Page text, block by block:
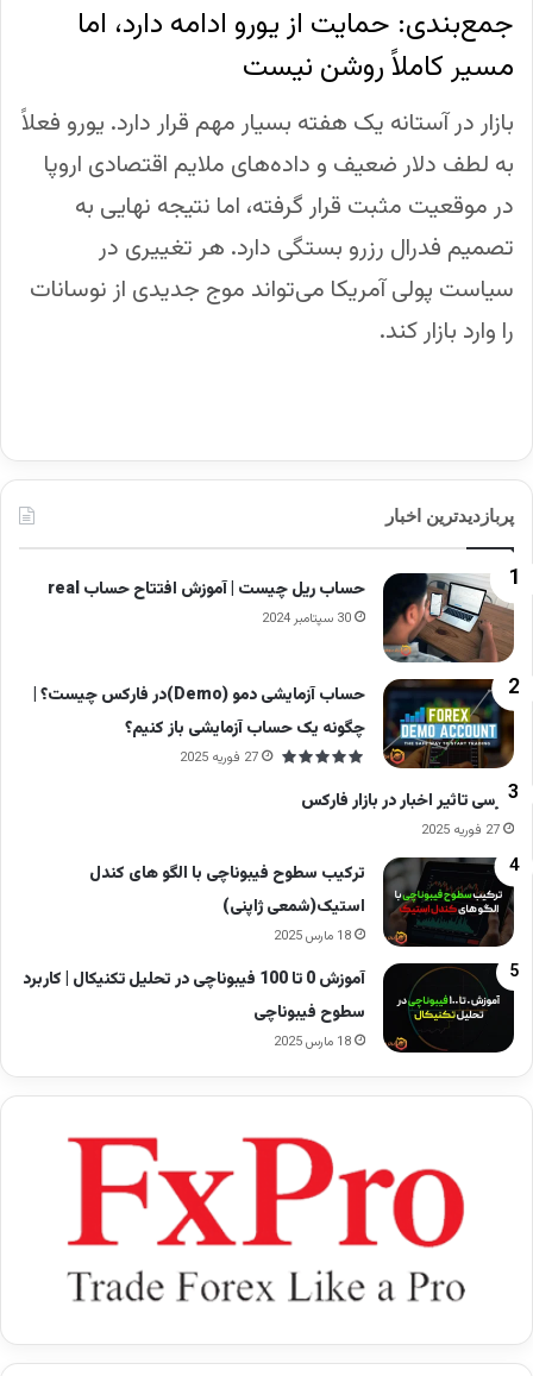
جمع‌بندی: حمایت از یورو ادامه دارد، اما
مسیر کاملاً روشن نیست
بازار در آستانه یک هفته بسیار مهم قرار دارد. یورو فعلاً
به لطف دلار ضعیف و داده‌های ملایم اقتصادی اروپا
در موقعیت مثبت قرار گرفته، اما نتیجه نهایی به
تصمیم فدرال رزرو بستگی دارد. هر تغییری در
سیاست پولی آمریکا می‌تواند موج جدیدی از نوسانات
را وارد بازار کند.
پربازدیدترین اخبار
حساب ریل چیست | آموزش افتتاح حساب real
30 سپتامبر 2024
حساب آزمایشی دمو (Demo)در فارکس چیست؟ |
چگونه یک حساب آزمایشی باز کنیم؟
27 فوریه 2025
بررسی تاثیر اخبار در بازار فارکس
27 فوریه 2025
ترکیب سطوح فیبوناچی با الگو های کندل
استیک(شمعی ژاپنی)
18 مارس 2025
آموزش 0 تا 100 فیبوناچی در تحلیل تکنیکال | کاربرد
سطوح فیبوناچی
18 مارس 2025